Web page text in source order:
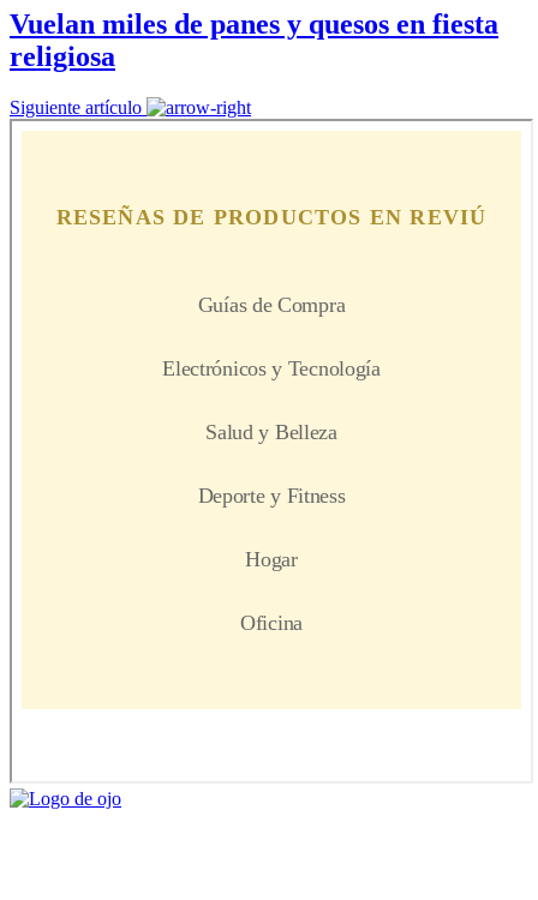
Vuelan miles de panes y quesos en fiesta
religiosa
Siguiente artículo